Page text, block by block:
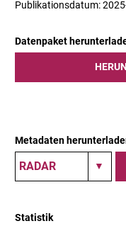
Publikationsdatum:
Datenpaket
Metadaten
Statistik